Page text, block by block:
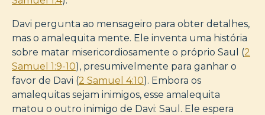
Davi pergunta ao mensageiro para obter detalhes,
mas o amalequita mente. Ele inventa uma história
sobre matar misericordiosamente o próprio Saul (2
Samuel 1:9-10), presumivelmente para ganhar o
favor de Davi (2 Samuel 4:10). Embora os
amalequitas sejam inimigos, esse amalequita
matou o outro inimigo de Davi: Saul. Ele espera